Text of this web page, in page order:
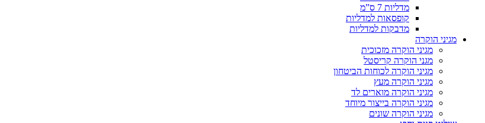
מדליות 7 ס”מ
קופסאות למדליות
מדבקות למדליות
מגיני הוקרה
מגיני הוקרה מזכוכית
מגני הוקרה קריסטל
מגיני הוקרה לכוחות הביטחון
מגיני הוקרה מעץ
מגיני הוקרה מוארים לד
מגיני הוקרה בייצור מיוחד
מגיני הוקרה שונים